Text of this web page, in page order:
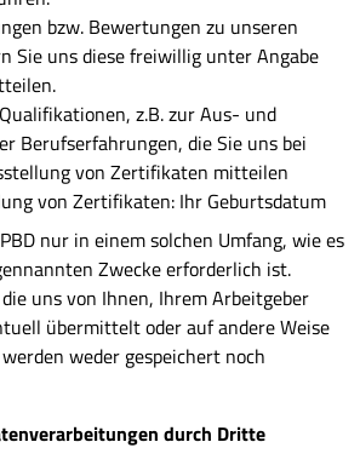
bzw. Bewertungen zu unseren
Sie uns diese freiwillig unter Angabe
z.B. zur Aus- und
Berufserfahrungen, die Sie uns bei
von Zertifikaten mitteilen
von Zertifikaten: Ihr Geburtsdatum
nur in einem solchen Umfang, wie es
Zwecke erforderlich ist.
uns von Ihnen, Ihrem Arbeitgeber
übermittelt oder auf andere Weise
weder gespeichert noch
durch Dritte